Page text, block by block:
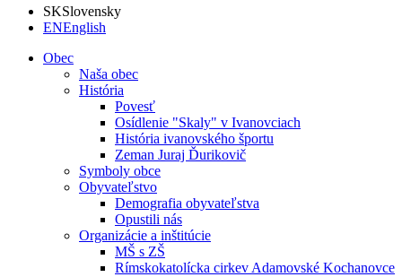
SKSlovensky
ENEnglish
Obec
Naša obec
História
Povesť
Osídlenie "Skaly" v Ivanovciach
História ivanovského športu
Zeman Juraj Ďurikovič
Symboly obce
Obyvateľstvo
Demografia obyvateľstva
Opustili nás
Organizácie a inštitúcie
MŠ s ZŠ
Rímskokatolícka cirkev Adamovské Kochanovce